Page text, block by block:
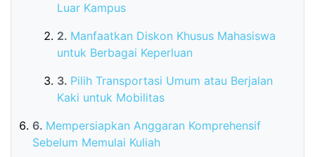
Luar Kampus
Manfaatkan Diskon Khusus Mahasiswa
untuk Berbagai Keperluan
Pilih Transportasi Umum atau Berjalan
Kaki untuk Mobilitas
Mempersiapkan Anggaran Komprehensif
Sebelum Memulai Kuliah